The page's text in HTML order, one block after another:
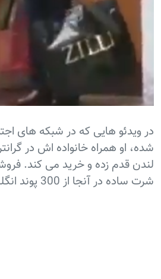
در ویدئو هایی که در شبکه های
شده، او همراه خانواده اش در
لندن قدم زده و خرید می کند.
شرت ساده در آنجا از 300 پوند انگلیسی کمتر نیست.